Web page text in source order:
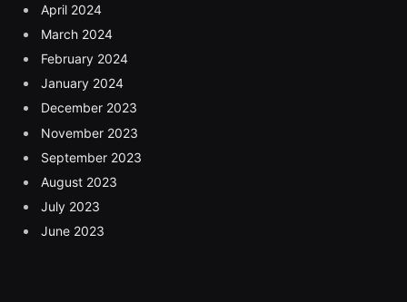
April 2024
March 2024
February 2024
January 2024
December 2023
November 2023
September 2023
August 2023
July 2023
June 2023